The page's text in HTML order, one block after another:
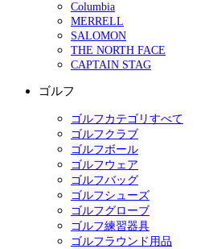
Columbia
MERRELL
SALOMON
THE NORTH FACE
CAPTAIN STAG
ゴルフ
ゴルフカテゴリすべて
ゴルフクラブ
ゴルフボール
ゴルフウェア
ゴルフバッグ
ゴルフシューズ
ゴルフグローブ
ゴルフ練習器具
ゴルフラウンド用品